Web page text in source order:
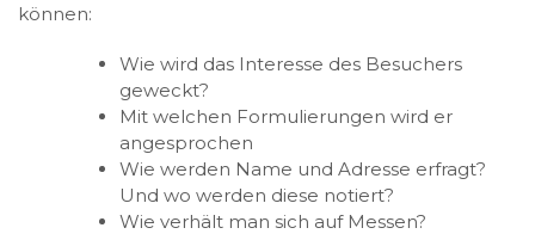
können:
Wie wird das Interesse des Besuchers
geweckt?
Mit welchen Formulierungen wird er
angesprochen
Wie werden Name und Adresse erfragt?
Und wo werden diese notiert?
Wie verhält man sich auf Messen?